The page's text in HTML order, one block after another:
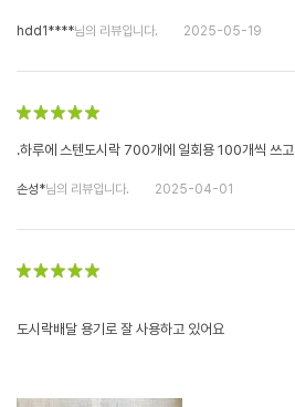
hdd1****님의 리뷰입니다. 2025-05-19
.하루에 스텐도시락 700개에 일회용 100개씩 쓰
손성*님의 리뷰입니다. 2025-04-01
도시락배달 용기로 잘 사용하고 있어요